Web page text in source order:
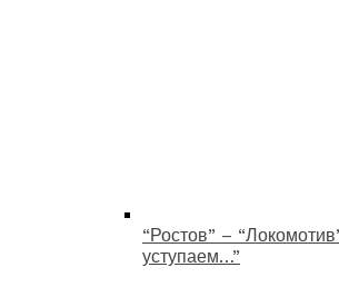
“Ростов” –
уступаем…”